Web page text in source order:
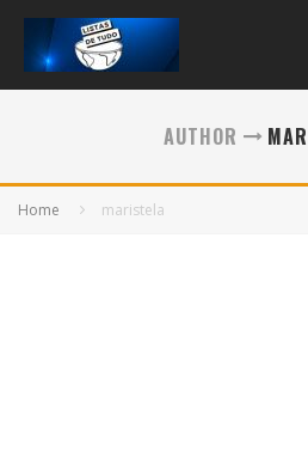
AUTHOR
Home maristela